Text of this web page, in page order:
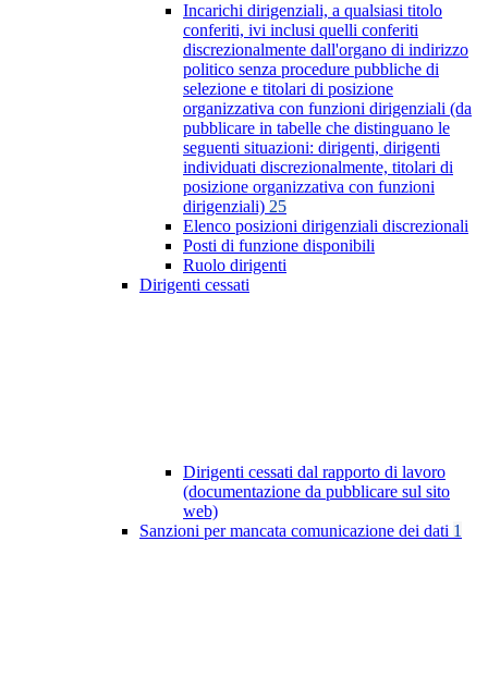
Incarichi dirigenziali, a qualsiasi titolo
conferiti, ivi inclusi quelli conferiti
discrezionalmente dall'organo di indirizzo
politico senza procedure pubbliche di
selezione e titolari di posizione
organizzativa con funzioni dirigenziali (da
pubblicare in tabelle che distinguano le
seguenti situazioni: dirigenti, dirigenti
individuati discrezionalmente, titolari di
posizione organizzativa con funzioni
dirigenziali) 25
Elenco posizioni dirigenziali discrezionali
Posti di funzione disponibili
Ruolo dirigenti
Dirigenti cessati
Dirigenti cessati dal rapporto di lavoro
(documentazione da pubblicare sul sito
web)
Sanzioni per mancata comunicazione dei dati 1